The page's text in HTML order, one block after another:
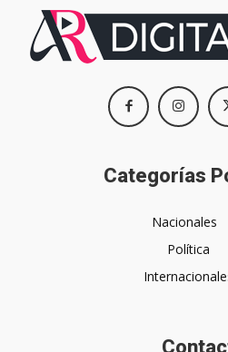
Categorías
Nacionales
Política